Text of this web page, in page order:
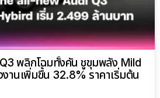
พลิกโฉมทั้งคัน ชูขุมพลัง Mild
านเพิ่มขึ้น 32.8% ราคาเริ่มต้น